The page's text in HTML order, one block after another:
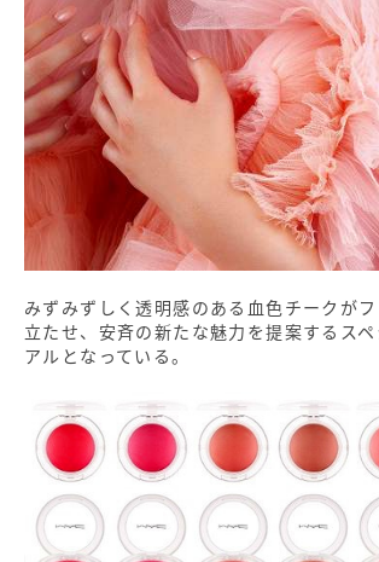
みずみずしく透明感のある血色チークが
立たせ、安斉の新たな魅力を提案するス
アルとなっている。